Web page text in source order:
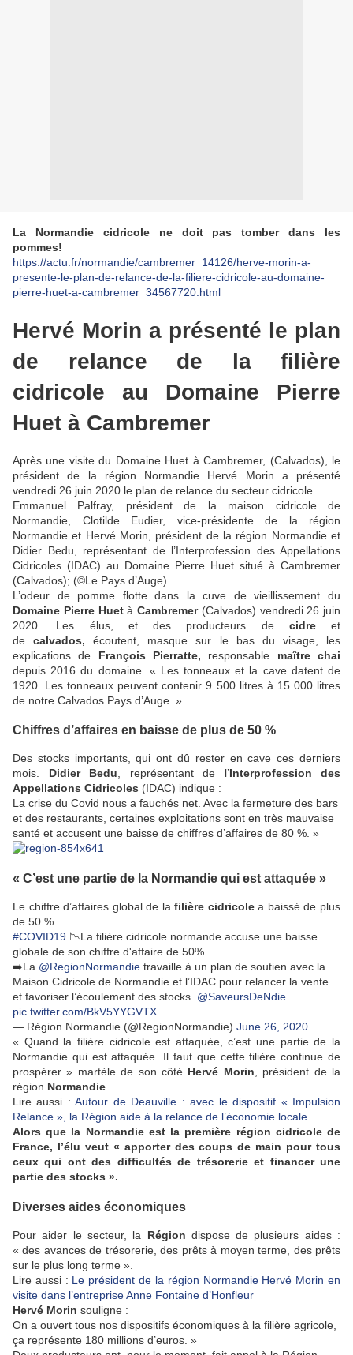
La Normandie cidricole ne doit pas tomber dans les
pommes!
https://actu.fr/normandie/cambremer_14126/herve-morin-a-
presente-le-plan-de-relance-de-la-filiere-cidricole-au-domaine-
pierre-huet-a-cambremer_34567720.html
Hervé Morin a présenté le plan
de relance de la filière
cidricole au Domaine Pierre
Huet à Cambremer
Après une visite du Domaine Huet à Cambremer, (Calvados), le
président de la région Normandie Hervé Morin a présenté
vendredi 26 juin 2020 le plan de relance du secteur cidricole.
Emmanuel Palfray, président de la maison cidricole de
Normandie, Clotilde Eudier, vice-présidente de la région
Normandie et Hervé Morin, président de la région Normandie et
Didier Bedu, représentant de l’Interprofession des Appellations
Cidricoles (IDAC) au Domaine Pierre Huet situé à Cambremer
(Calvados); (©Le Pays d’Auge)
L’odeur de pomme flotte dans la cuve de vieillissement du
Domaine Pierre Huetà Cambremer(Calvados) vendredi 26 juin
2020. Les élus, et des producteurs de cidre et
decalvados,écoutent, masque sur le bas du visage, les
explications de François Pierratte, responsable maître chai
depuis 2016 du domaine. « Les tonneaux et la cave datent de
1920. Les tonneaux peuvent contenir 9 500 litres à 15 000 litres
de notre Calvados Pays d’Auge. »
Chiffres d’affaires en baisse de plus de 50 %
Des stocks importants, qui ont dû rester en cave ces derniers
mois. Didier Bedu, représentant de l’Interprofession des
Appellations Cidricoles (IDAC) indique :
La crise du Covid nous a fauchés net. Avec la fermeture des bars
et des restaurants, certaines exploitations sont en très mauvaise
santé et accusent une baisse de chiffres d’affaires de 80 %. »
« C’est une partie de la Normandie qui est attaquée »
Le chiffre d’affaires global de la filière cidricolea baissé de plus
de 50 %.
#COVID19 📉La filière cidricole normande accuse une baisse
globale de son chiffre d'affaire de 50%.
➡️La @RegionNormandie travaille à un plan de soutien avec la
Maison Cidricole de Normandie et l’IDAC pour relancer la vente
et favoriser l’écoulement des stocks. @SaveursDeNdie
pic.twitter.com/BkV5YYGVTX
— Région Normandie (@RegionNormandie) June 26, 2020
« Quand la filière cidricole est attaquée, c’est une partie de la
Normandie qui est attaquée. Il faut que cette filière continue de
prospérer » martèle de son côté Hervé Morin , président de la
région Normandie
Lire aussi :Autour de Deauville : avec le dispositif « Impulsion
Relance », la Région aide à la relance de l’économie locale
Alors que la Normandie est la première région cidricole de
France, l’élu veut « apporter des coups de main pour tous
ceux qui ont des difficultés de trésorerie et financer une
partie des stocks ».
Diverses aides économiques
Pour aider le secteur, la Région dispose de plusieurs aides :
« des avances de trésorerie, des prêts à moyen terme, des prêts
sur le plus long terme ».
Lire aussi : Le président de la région Normandie Hervé Morin en
visite dans l’entreprise Anne Fontaine d’Honfleur
Hervé Morin souligne :
On a ouvert tous nos dispositifs économiques à la filière agricole,
ça représente 180 millions d’euros. »